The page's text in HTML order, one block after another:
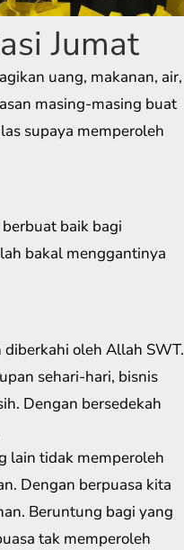
Jumat
uang, makanan, air,
masing-masing buat
supaya memperoleh
baik bagi
bakal menggantinya
oleh Allah SWT.
sehari-hari, bisnis
Dengan bersedekah
lain tidak memperoleh
Dengan berpuasa kita
Beruntung bagi yang
tak memperoleh